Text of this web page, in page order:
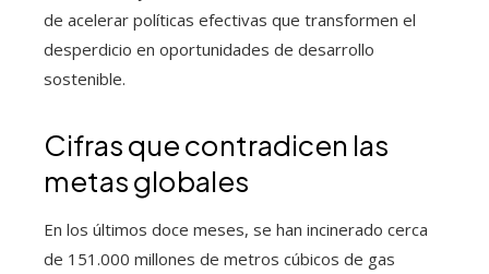
de acelerar políticas efectivas que transformen el
desperdicio en oportunidades de desarrollo
sostenible.
Cifras que contradicen las
metas globales
En los últimos doce meses, se han incinerado cerca
de 151.000 millones de metros cúbicos de gas